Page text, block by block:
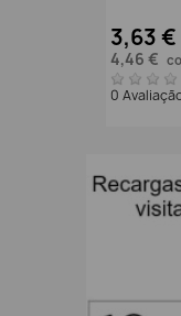
3,63 €
4,46 €
0